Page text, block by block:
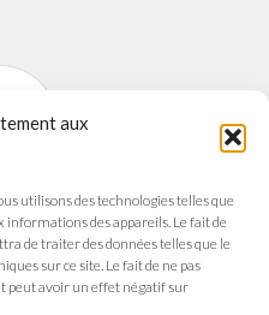
aux
utilisons des technologies telles que
informations des appareils. Le fait de
de traiter des données telles que le
sur ce site. Le fait de ne pas
peut avoir un effet négatif sur
des Arts Vivants
de Saxe